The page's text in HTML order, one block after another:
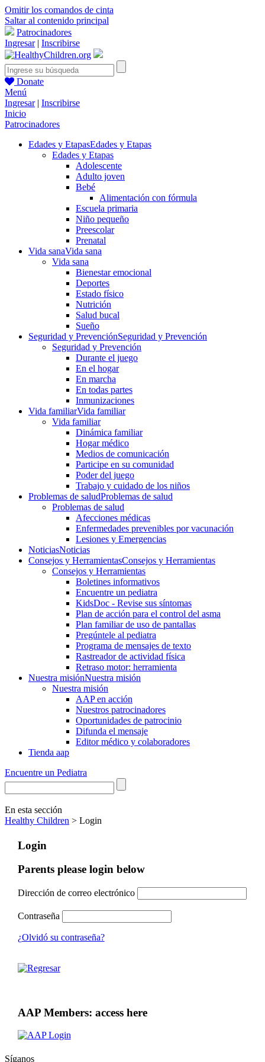
Omitir los comandos de cinta
Saltar al contenido principal
Patrocinadores
Ingresar| Inscribirse
Donate
Menú
Ingresar| Inscribirse
Inicio
Patrocinadores
Edades y EtapasEdades y Etapas
Edades y Etapas
Adolescente
Adulto joven
Bebé
Alimentación con fórmula
Escuela primaria
Niño pequeño
Preescolar
Prenatal
Vida sanaVida sana
Vida sana
Bienestar emocional
Deportes
Estado físico
Nutrición
Salud bucal
Sueño
Seguridad y PrevenciónSeguridad y Prevención
Seguridad y Prevención
Durante el juego
En el hogar
En marcha
En todas partes
Inmunizaciones
Vida familiarVida familiar
Vida familiar
Dinámica familiar
Hogar médico
Medios de comunicación
Participe en su comunidad
Poder del juego
Trabajo y cuidado de los niños
Problemas de saludProblemas de salud
Problemas de salud
Afecciones médicas
Enfermedades prevenibles por vacunación
Lesiones y Emergencias
NoticiasNoticias
Consejos y HerramientasConsejos y Herramientas
Consejos y Herramientas
Boletines informativos
Encuentre un pediatra
KidsDoc - Revise sus síntomas
Plan de acción para el control del asma
Plan familiar de uso de pantallas
Pregúntele al pediatra
Programa de mensajes de texto
Rastre​​ador de activida​d física
Retraso motor: herramienta
Nuestra misiónNuestra misión
Nuestra misión
AAP en acción
Nuestros patrocinadores
Oportunidades de patrocinio
Difunda el mensaje
Editor médico y colaboradores
Tienda aap
Encuentre un Pediatra
En esta sección
Healthy Children > Login
Login
Parents please login below
Dirección de correo electrónico
Contraseña
¿Olvidó su contraseña?
AAP Members: access here
Síganos